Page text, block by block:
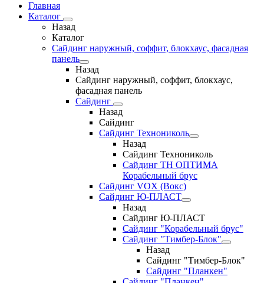
Главная
Каталог
Назад
Каталог
Сайдинг наружный, соффит, блокхаус, фасадная
панель
Назад
Сайдинг наружный, соффит, блокхаус,
фасадная панель
Сайдинг
Назад
Сайдинг
Сайдинг Технониколь
Назад
Сайдинг Технониколь
Сайдинг ТН ОПТИМА
Корабельный брус
Сайдинг VOX (Вокс)
Сайдинг Ю-ПЛАСТ
Назад
Сайдинг Ю-ПЛАСТ
Сайдинг "Корабельный брус"
Сайдинг "Тимбер-Блок"
Назад
Сайдинг "Тимбер-Блок"
Сайдинг "Планкен"